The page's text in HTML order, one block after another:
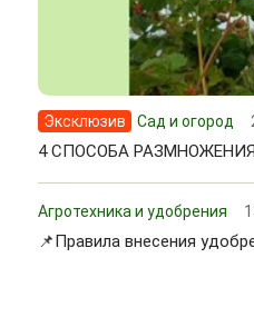
Эксклюзив Сад и огород
4 СПОСОБА
Агротехника и удобрения
📌Правила внесения